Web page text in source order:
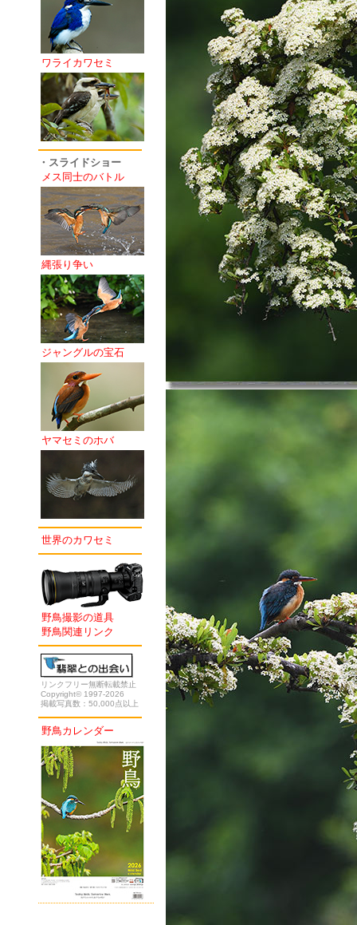
ワライカワセミ
・スライドショー
メス同士のバトル
縄張り争い
ジャングルの宝石
ヤマセミのホバ
世界のカワセミ
野鳥撮影の道具
野鳥関連リンク
リンクフリー無断転載禁止
Copyright© 1997-2026
掲載写真数：50,000点以上
野鳥カレンダー